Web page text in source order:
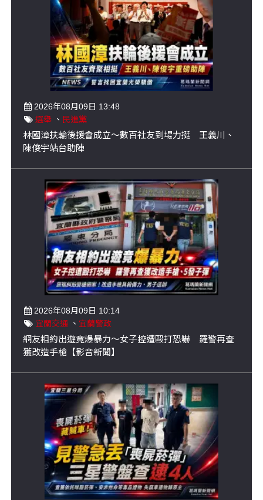
2026年08月09日 13:48
選舉 、 民進黨
林國漳扶輪後援會成立～數百社友到場力挺 王義川、
陳俊宇站台助陣
2026年08月09日 10:14
宜蘭交通 、 宜蘭警政
網友相約出遊竟爆暴力～女子控遭毆打恐嚇 羅警再查
獲改造手槍【影音新聞】